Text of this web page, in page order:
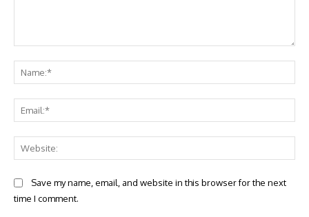
Save my name, email, and website in this browser for the next
time I comment.